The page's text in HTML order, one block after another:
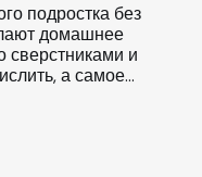
подростка без
домашнее
сверстниками и
а самое…